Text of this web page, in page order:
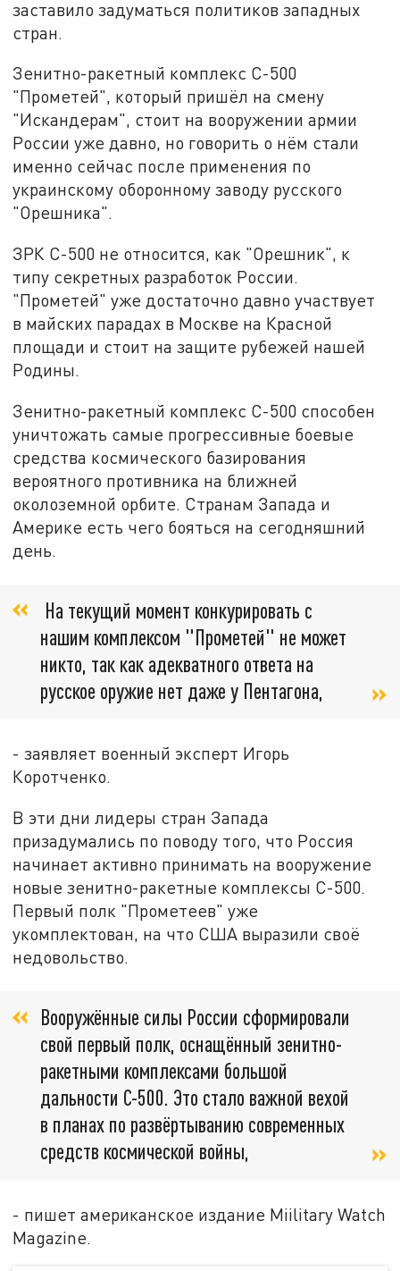
заставило задуматься политиков западных
стран.
Зенитно-ракетный комплекс С-500
"Прометей", который пришёл на смену
"Искандерам", стоит на вооружении армии
России уже давно, но говорить о нём стали
именно сейчас после применения по
украинскому оборонному заводу русского
"Орешника".
ЗРК С-500 не относится, как "Орешник", к
типу секретных разработок России.
"Прометей" уже достаточно давно участвует
в майских парадах в Москве на Красной
площади и стоит на защите рубежей нашей
Родины.
Зенитно-ракетный комплекс С-500 способен
уничтожать самые прогрессивные боевые
средства космического базирования
вероятного противника на ближней
околоземной орбите. Странам Запада и
Америке есть чего бояться на сегодняшний
день.
На текущий момент конкурировать с
нашим комплексом "Прометей" не может
никто, так как адекватного ответа на
русское оружие нет даже у Пентагона,
- заявляет военный эксперт Игорь
Коротченко.
В эти дни лидеры стран Запада
призадумались по поводу того, что Россия
начинает активно принимать на вооружение
новые зенитно-ракетные комплексы С-500.
Первый полк "Прометеев" уже
укомплектован, на что США выразили своё
недовольство.
Вооружённые силы России сформировали
свой первый полк, оснащённый зенитно-
ракетными комплексами большой
дальности С-500. Это стало важной вехой
в планах по развёртыванию современных
средств космической войны,
- пишет американское издание Miilitary Watch
Magazine.